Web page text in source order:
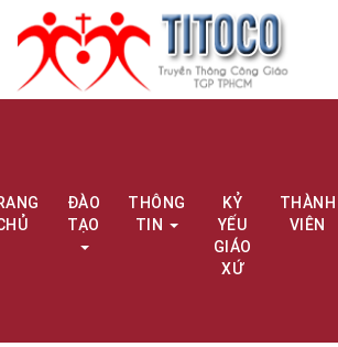
ĐÀO
TẠO
THÔNG
TIN
KỶ
YẾU
GIÁO
XỨ
THÀNH
VIÊN